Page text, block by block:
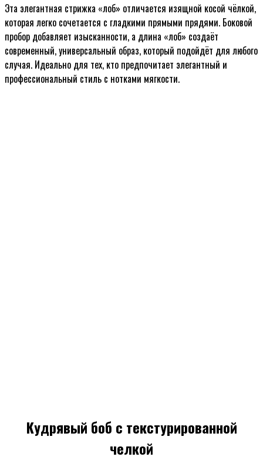
Эта элегантная стрижка «лоб» отличается изящной косой чёлкой,
которая легко сочетается с гладкими прямыми прядями. Боковой
пробор добавляет изысканности, а длина «лоб» создаёт
современный, универсальный образ, который подойдёт для любого
случая. Идеально для тех, кто предпочитает элегантный и
профессиональный стиль с нотками мягкости.
Кудрявый боб с текстурированной
челкой